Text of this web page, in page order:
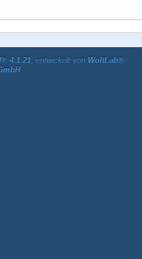
4.1.21, entwickelt von WoltLab®